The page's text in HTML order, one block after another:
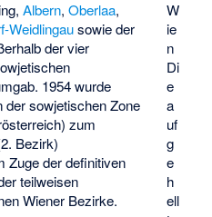
W
ie
n
Di
e
a
uf
g
e
h
ell
,Albern,Oberlaa,
Weidlingausowie der
der vier
1954 wurde
der sowjetischen Zone
zum
Bezirk)
Zuge der definitiven
teilweisen
Wiener Bezirke.